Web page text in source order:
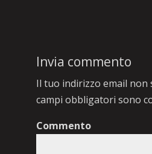
Invia commento
Il tuo indirizzo email non
campi obbligatori sono
Commento